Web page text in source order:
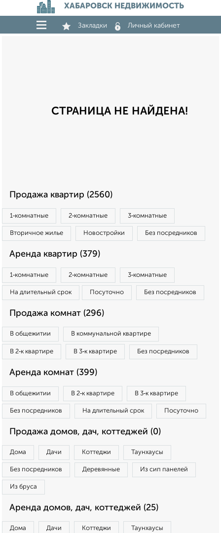
ХАБАРОВСК НЕДВИЖИМОСТЬ
Закладки Личный кабинет
СТРАНИЦА НЕ НАЙДЕНА!
Продажа квартир (2560)
1‑комнатные 2‑комнатные 3‑комнатные
Вторичное жилье Новостройки Без посредников
Аренда квартир (379)
1‑комнатные 2‑комнатные 3‑комнатные
На длительный срок Посуточно Без посредников
Продажа комнат (296)
В общежитии В коммунальной квартире
В 2‑к квартире В 3‑к квартире Без посредников
Аренда комнат (399)
В общежитии В 2‑к квартире В 3‑к квартире
Без посредников На длительный срок Посуточно
Продажа домов, дач, коттеджей (0)
Дома Дачи Коттеджи Таунхаусы
Без посредников Деревянные Из сип панелей
Из бруса
Аренда домов, дач, коттеджей (25)
Дома Дачи Коттеджи Таунхаусы